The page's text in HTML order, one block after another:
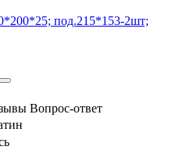
под.215*153-2шт;
Вопрос-ответ